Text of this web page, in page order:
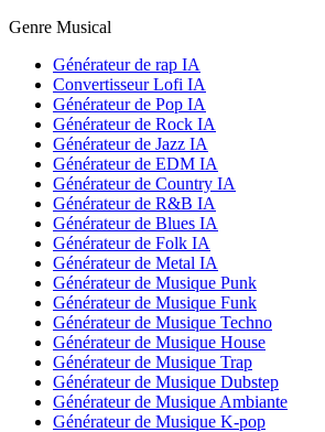
Genre Musical
Générateur de rap IA
Convertisseur Lofi IA
Générateur de Pop IA
Générateur de Rock IA
Générateur de Jazz IA
Générateur de EDM IA
Générateur de Country IA
Générateur de R&B IA
Générateur de Blues IA
Générateur de Folk IA
Générateur de Metal IA
Générateur de Musique Punk
Générateur de Musique Funk
Générateur de Musique Techno
Générateur de Musique House
Générateur de Musique Trap
Générateur de Musique Dubstep
Générateur de Musique Ambiante
Générateur de Musique K-pop